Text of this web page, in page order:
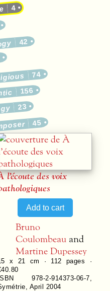
4
42
74
156
23
45
l’écoute des voix
Bruno
Coulombeau and
Martine Dupessey
x 21 cm · 112 pages ·
ISBN 978-2-914373-06-7,
, April 2004